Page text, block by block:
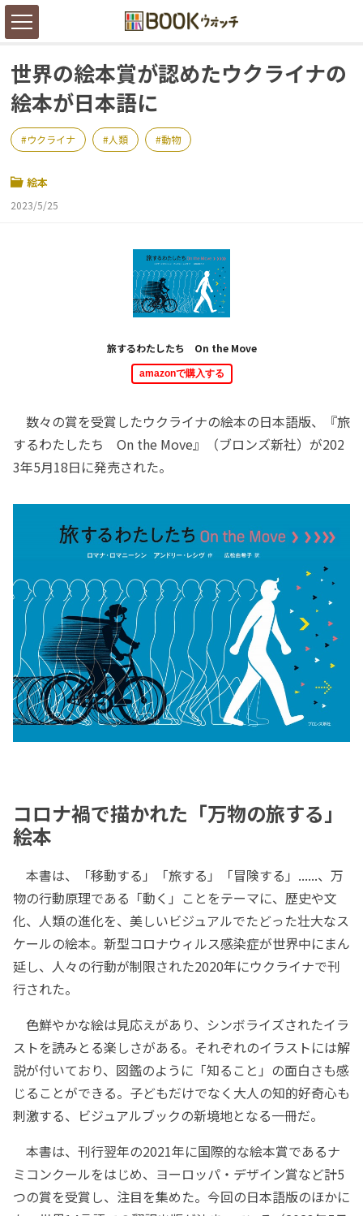
世界の絵本賞が認めたウクライナの
絵本が日本語に
ウクライナ 人類 動物
絵本
2023/5/25
旅するわたしたち On the Move
amazonで購入する
数々の賞を受賞したウクライナの絵本の日本語版、『旅
するわたしたち On the Move』（ブロンズ新社）が202
3年5月18日に発売された。
コロナ禍で描かれた「万物の旅する」
絵本
本書は、「移動する」「旅する」「冒険する」......、万
物の行動原理である「動く」ことをテーマに、歴史や文
化、人類の進化を、美しいビジュアルでたどった壮大なス
ケールの絵本。新型コロナウィルス感染症が世界中にまん
延し、人々の行動が制限された2020年にウクライナで刊
行された。
色鮮やかな絵は見応えがあり、シンボライズされたイラ
ストを読みとる楽しさがある。それぞれのイラストには解
説が付いており、図鑑のように「知ること」の面白さも感
じることができる。子どもだけでなく大人の知的好奇心も
刺激する、ビジュアルブックの新境地となる一冊だ。
本書は、刊行翌年の2021年に国際的な絵本賞であるナ
ミコンクールをはじめ、ヨーロッパ・デザイン賞など計5
つの賞を受賞し、注目を集めた。今回の日本語版のほかに